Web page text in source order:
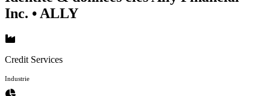
Inc. • ALLY
Credit Services
Industrie